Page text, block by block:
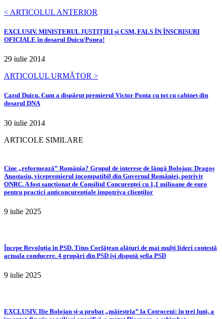
< ARTICOLUL ANTERIOR
EXCLUSIV. MINISTERUL JUSTIȚIEI și CSM, FALS ÎN ÎNSCRISURI
OFICIALE în dosarul Duicu/Ponea!
29 iulie 2014
ARTICOLUL URMĂTOR >
Cazul Duicu. Cum a dispărut premierul Victor Ponta cu tot cu cabinet din
dosarul DNA
30 iulie 2014
ARTICOLE SIMILARE
Cine „reformează” România? Grupul de interese de lângă Bolojan: Dragoș
Anastasiu, vicepremierul incompatibil din Guvernul României, potrivit
ONRC. A fost sancționat de Consiliul Concurenței cu 1,1 milioane de euro
pentru practici anticoncurențiale împotriva clienților
9 iulie 2025
Începe Revoluția în PSD. Titus Corlățean alături de mai mulți lideri contestă
actuala conducere. 4 grupări din PSD își dispută șefia PSD
9 iulie 2025
EXCLUSIV. Ilie Bolojan și-a probat „măiestria” la Cotroceni: în trei luni, a